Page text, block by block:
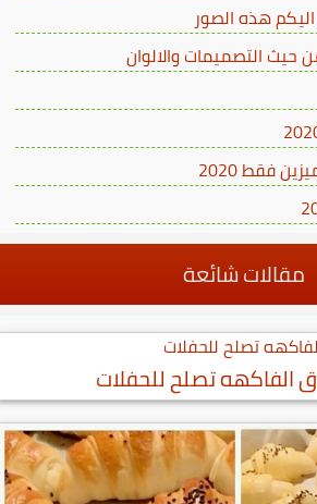
هذه الصور
حيث التصميمات والالوان
فقط 2020
مقالات شائعة
الفاكهه تصلح للحفلات